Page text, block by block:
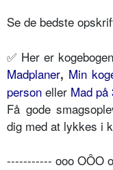
Se de bedste
✅ Her er
Madplaner, Min
person eller Mad på
Få gode
dig med at lykkes i
----------- ooo OÔO